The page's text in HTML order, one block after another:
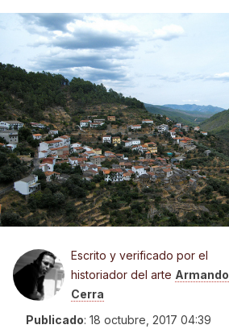
Escrito y verificado por el
historiador del arte Armando
Cerra
Publicado: 18 octubre, 2017 04:39